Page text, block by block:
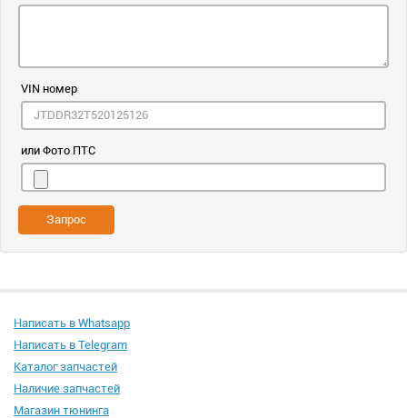
VIN номер
или Фото ПТС
Запрос
Написать в Whatsapp
Написать в Telegram
Каталог запчастей
Наличие запчастей
Магазин тюнинга